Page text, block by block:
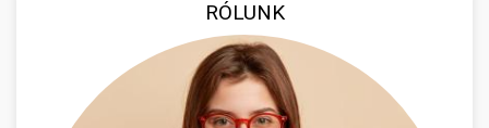
RÓLUNK